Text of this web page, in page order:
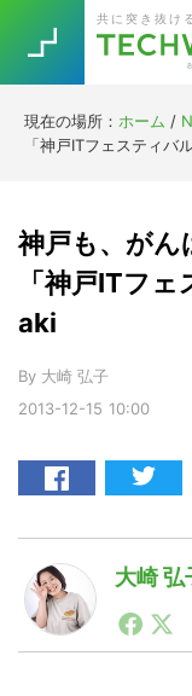
primary
navigation
main
content
primary
sidebar
footer
共に突き抜け
現在の場所： ホーム /
「神戸ITフェスティバ
2013-12-15 10:00
神戸も、がん
「神戸ITフ
aki
By 大崎 弘子
大崎 弘
TOPICS
RE:LIFE
Re:Work
AI
暗号資産
[Startup]
[Voice Edition]
[YouTube]
LINE
Trend 今話題
5G
ニューノーマル
Daily